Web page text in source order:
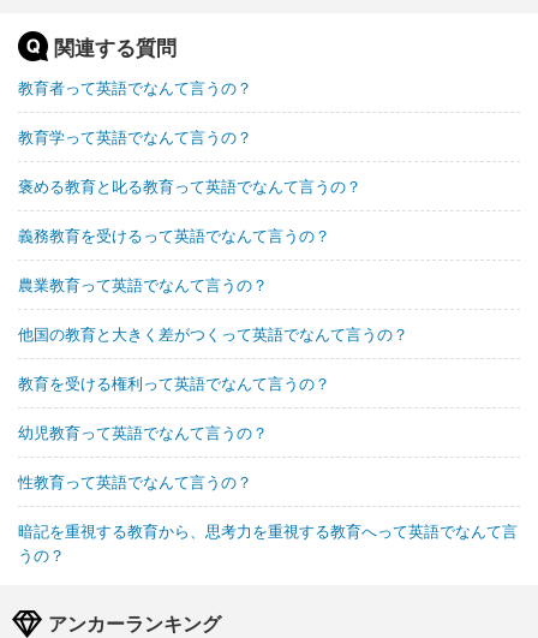
関連する質問
教育者って英語でなんて言うの？
教育学って英語でなんて言うの？
褒める教育と叱る教育って英語でなんて言うの？
義務教育を受けるって英語でなんて言うの？
農業教育って英語でなんて言うの？
他国の教育と大きく差がつくって英語でなんて言うの？
教育を受ける権利って英語でなんて言うの？
幼児教育って英語でなんて言うの？
性教育って英語でなんて言うの？
暗記を重視する教育から、思考力を重視する教育へって英語でなんて言
うの？
アンカーランキング